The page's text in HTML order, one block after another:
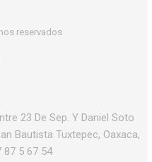
reservados
23 De Sep. Y Daniel Soto
Bautista Tuxtepec, Oaxaca,
87 5 67 54